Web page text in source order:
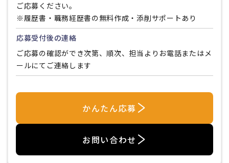
ご応募ください。
※履歴書・職務経歴書の無料作成・添削サポートあり
応募受付後の連絡
ご応募の確認ができ次第、順次、担当よりお電話またはメ
ールにてご連絡します
かんたん応募
お問い合わせ